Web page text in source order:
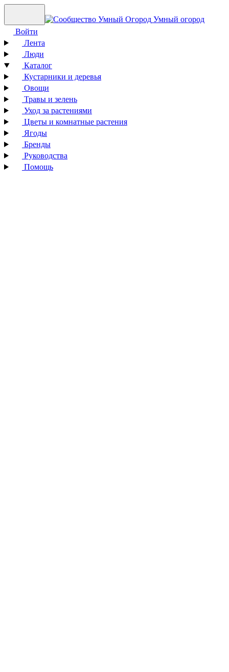
Умный огород
Войти
Лента
Люди
Каталог
Кустарники и деревья
Овощи
Травы и зелень
Уход за растениями
Цветы и комнатные растения
Ягоды
Бренды
Руководства
Помощь